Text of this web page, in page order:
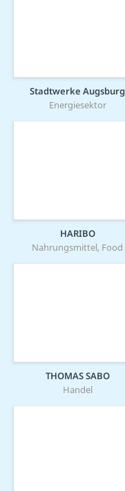
Stadtwerke Augsburg
Energiesektor
HARIBO
Nahrungsmittel, Food
THOMAS SABO
Handel